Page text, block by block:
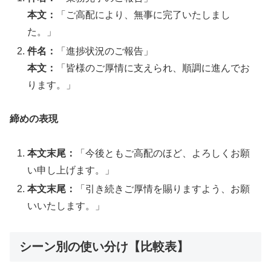
本文：
「ご高配により、無事に完了いたしまし
た。」
件名：
「進捗状況のご報告」
本文：
「皆様のご厚情に支えられ、順調に進んでお
ります。」
締めの表現
本文末尾：
「今後ともご高配のほど、よろしくお願
い申し上げます。」
本文末尾：
「引き続きご厚情を賜りますよう、お願
いいたします。」
シーン別の使い分け【比較表】